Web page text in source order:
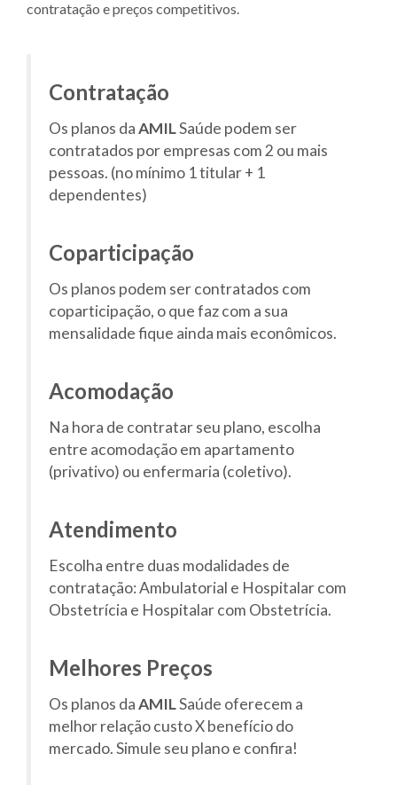
contratação e preços competitivos.
Contratação
Os planos daAMILSaúde podem ser
contratados por empresas com 2 ou mais
pessoas. (no mínimo 1 titular + 1
dependentes)
Coparticipação
Os planos podem ser contratados com
coparticipação, o que faz com a sua
mensalidade fique ainda mais econômicos.
Acomodação
Na hora de contratar seu plano, escolha
entre acomodação em apartamento
(privativo) ou enfermaria (coletivo).
Atendimento
Escolha entre duas modalidades de
contratação: Ambulatorial e Hospitalar com
Obstetrícia e Hospitalar com Obstetrícia.
Melhores Preços
Os planos daAMILSaúde oferecem a
melhor relação custo X benefício do
mercado. Simule seu plano e confira!